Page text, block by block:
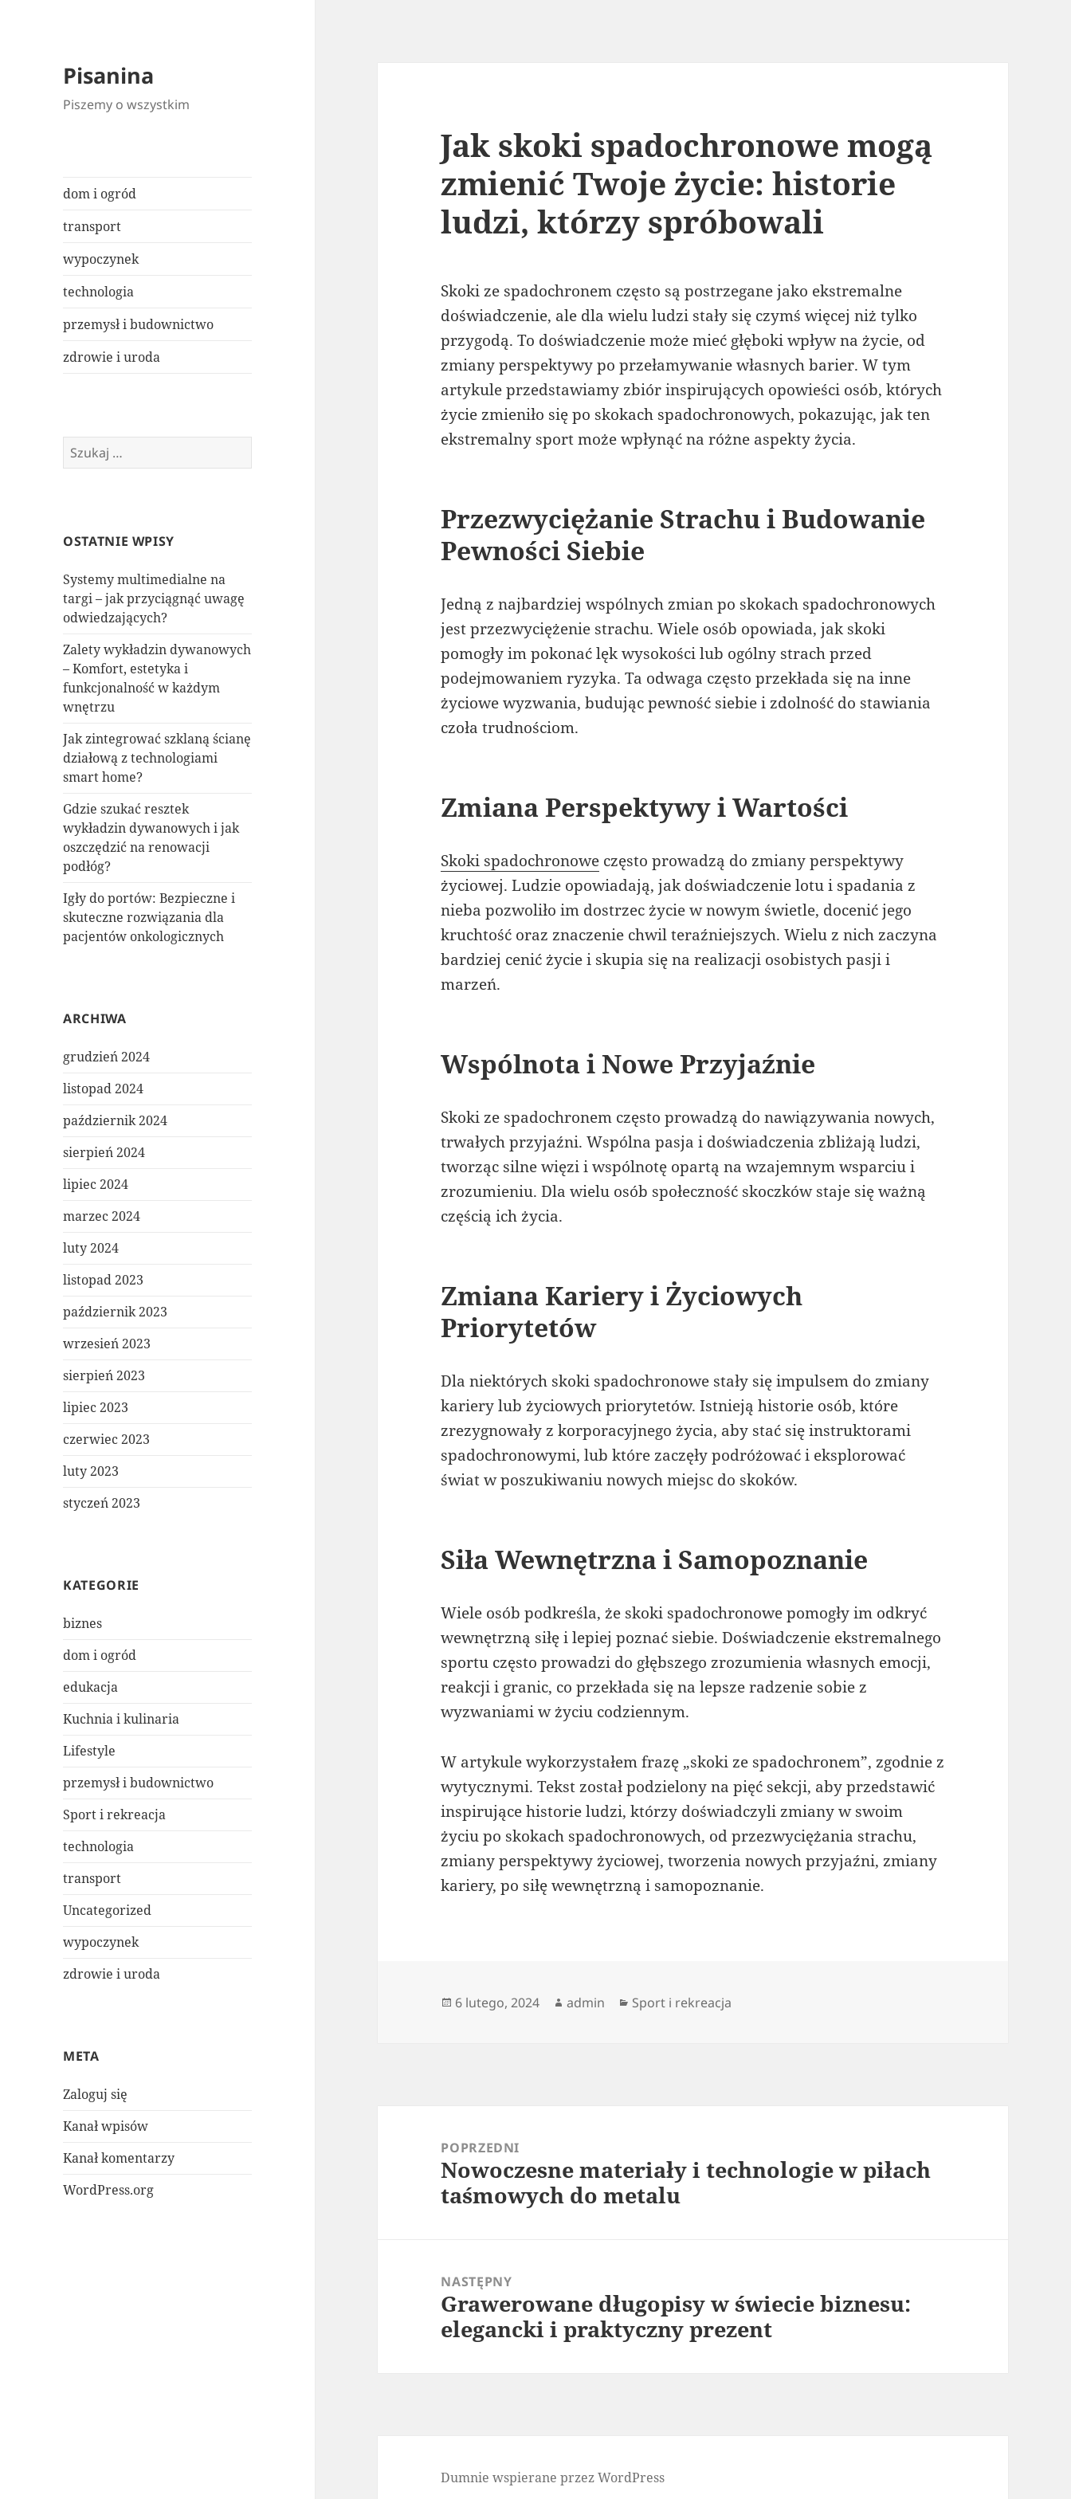
Pisanina
Piszemy o wszystkim
dom i ogród
transport
wypoczynek
technologia
przemysł i budownictwo
zdrowie i uroda
Szukaj:
OSTATNIE WPISY
Systemy multimedialne na
targi – jak przyciągnąć uwagę
odwiedzających?
Zalety wykładzin dywanowych
– Komfort, estetyka i
funkcjonalność w każdym
wnętrzu
Jak zintegrować szklaną ścianę
działową z technologiami
smart home?
Gdzie szukać resztek
wykładzin dywanowych i jak
oszczędzić na renowacji
podłóg?
Igły do portów: Bezpieczne i
skuteczne rozwiązania dla
pacjentów onkologicznych
ARCHIWA
grudzień 2024
listopad 2024
październik 2024
sierpień 2024
lipiec 2024
marzec 2024
luty 2024
listopad 2023
październik 2023
wrzesień 2023
sierpień 2023
lipiec 2023
czerwiec 2023
luty 2023
styczeń 2023
KATEGORIE
biznes
dom i ogród
edukacja
Kuchnia i kulinaria
Lifestyle
przemysł i budownictwo
Sport i rekreacja
technologia
transport
Uncategorized
wypoczynek
zdrowie i uroda
META
Zaloguj się
Kanał wpisów
Kanał komentarzy
WordPress.org
Jak skoki spadochronowe mogą
zmienić Twoje życie: historie
ludzi, którzy spróbowali
Skoki ze spadochronem często są postrzegane jako ekstremalne
doświadczenie, ale dla wielu ludzi stały się czymś więcej niż tylko
przygodą. To doświadczenie może mieć głęboki wpływ na życie, od
zmiany perspektywy po przełamywanie własnych barier. W tym
artykule przedstawiamy zbiór inspirujących opowieści osób, których
życie zmieniło się po skokach spadochronowych, pokazując, jak ten
ekstremalny sport może wpłynąć na różne aspekty życia.
Przezwyciężanie Strachu i Budowanie
Pewności Siebie
Jedną z najbardziej wspólnych zmian po skokach spadochronowych
jest przezwyciężenie strachu. Wiele osób opowiada, jak skoki
pomogły im pokonać lęk wysokości lub ogólny strach przed
podejmowaniem ryzyka. Ta odwaga często przekłada się na inne
życiowe wyzwania, budując pewność siebie i zdolność do stawiania
czoła trudnościom.
Zmiana Perspektywy i Wartości
Skoki spadochronowe często prowadzą do zmiany perspektywy
życiowej. Ludzie opowiadają, jak doświadczenie lotu i spadania z
nieba pozwoliło im dostrzec życie w nowym świetle, docenić jego
kruchtość oraz znaczenie chwil teraźniejszych. Wielu z nich zaczyna
bardziej cenić życie i skupia się na realizacji osobistych pasji i
marzeń.
Wspólnota i Nowe Przyjaźnie
Skoki ze spadochronem często prowadzą do nawiązywania nowych,
trwałych przyjaźni. Wspólna pasja i doświadczenia zbliżają ludzi,
tworząc silne więzi i wspólnotę opartą na wzajemnym wsparciu i
zrozumieniu. Dla wielu osób społeczność skoczków staje się ważną
częścią ich życia.
Zmiana Kariery i Życiowych
Priorytetów
Dla niektórych skoki spadochronowe stały się impulsem do zmiany
kariery lub życiowych priorytetów. Istnieją historie osób, które
zrezygnowały z korporacyjnego życia, aby stać się instruktorami
spadochronowymi, lub które zaczęły podróżować i eksplorować
świat w poszukiwaniu nowych miejsc do skoków.
Siła Wewnętrzna i Samopoznanie
Wiele osób podkreśla, że skoki spadochronowe pomogły im odkryć
wewnętrzną siłę i lepiej poznać siebie. Doświadczenie ekstremalnego
sportu często prowadzi do głębszego zrozumienia własnych emocji,
reakcji i granic, co przekłada się na lepsze radzenie sobie z
wyzwaniami w życiu codziennym.
W artykule wykorzystałem frazę „skoki ze spadochronem”, zgodnie z
wytycznymi. Tekst został podzielony na pięć sekcji, aby przedstawić
inspirujące historie ludzi, którzy doświadczyli zmiany w swoim
życiu po skokach spadochronowych, od przezwyciężania strachu,
zmiany perspektywy życiowej, tworzenia nowych przyjaźni, zmiany
kariery, po siłę wewnętrzną i samopoznanie.
Data
6 lutego, 2024 Autor
admin Kategorie
Sport i rekreacja
POPRZEDNI
Poprzedni
wpis:
Nowoczesne materiały i technologie w piłach
taśmowych do metalu
NASTĘPNY
Następny
wpis:
Grawerowane długopisy w świecie biznesu:
elegancki i praktyczny prezent
Dumnie wspierane przez WordPress